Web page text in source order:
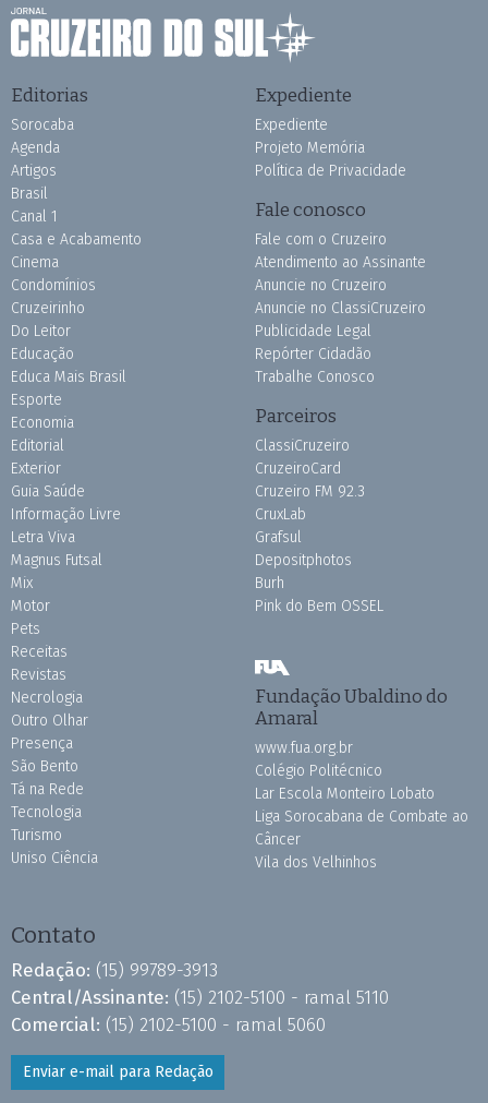
Editorias
Sorocaba
Agenda
Artigos
Brasil
Canal 1
Casa e Acabamento
Cinema
Condomínios
Cruzeirinho
Do Leitor
Educação
Educa Mais Brasil
Esporte
Economia
Editorial
Exterior
Guia Saúde
Informação Livre
Letra Viva
Magnus Futsal
Mix
Motor
Pets
Receitas
Revistas
Necrologia
Outro Olhar
Presença
São Bento
Tá na Rede
Tecnologia
Turismo
Uniso Ciência
Expediente
Expediente
Projeto Memória
Política de Privacidade
Fale conosco
Fale com o Cruzeiro
Atendimento ao Assinante
Anuncie no Cruzeiro
Anuncie no ClassiCruzeiro
Publicidade Legal
Repórter Cidadão
Trabalhe Conosco
Parceiros
ClassiCruzeiro
CruzeiroCard
Cruzeiro FM 92.3
CruxLab
Grafsul
Depositphotos
Burh
Pink do Bem OSSEL
Fundação Ubaldino do
Amaral
www.fua.org.br
Colégio Politécnico
Lar Escola Monteiro Lobato
Liga Sorocabana de Combate ao
Câncer
Vila dos Velhinhos
Contato
Redação: (15) 99789-3913
Central/Assinante: (15) 2102-5100 - ramal 5110
Comercial: (15) 2102-5100 - ramal 5060
Enviar e-mail para Redação